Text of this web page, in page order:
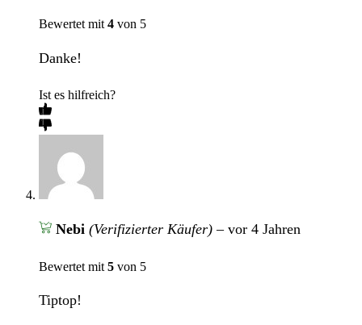
Bewertet mit 4 von 5
Danke!
Ist es hilfreich?
Nebi (Verifizierter Käufer) – vor 4 Jahren
Bewertet mit 5 von 5
Tiptop!